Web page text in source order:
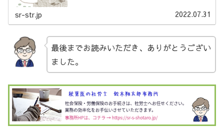
sr-str.jp 2022.07.31
最後までお読みいただき、ありがとうござい
ました。